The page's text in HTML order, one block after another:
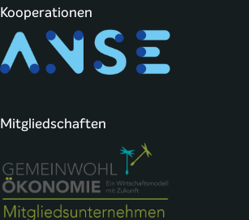
Kooperationen
Mitgliedschaften